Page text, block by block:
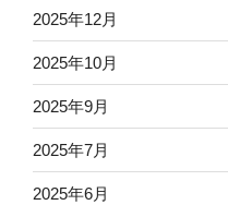
2025年12月
2025年10月
2025年9月
2025年7月
2025年6月